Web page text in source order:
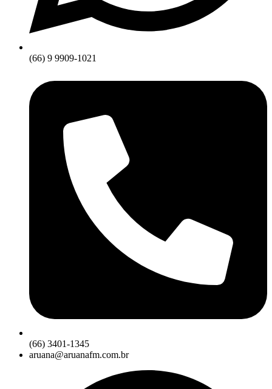
(66) 9 9909-1021
(66) 3401-1345
aruana@aruanafm.com.br